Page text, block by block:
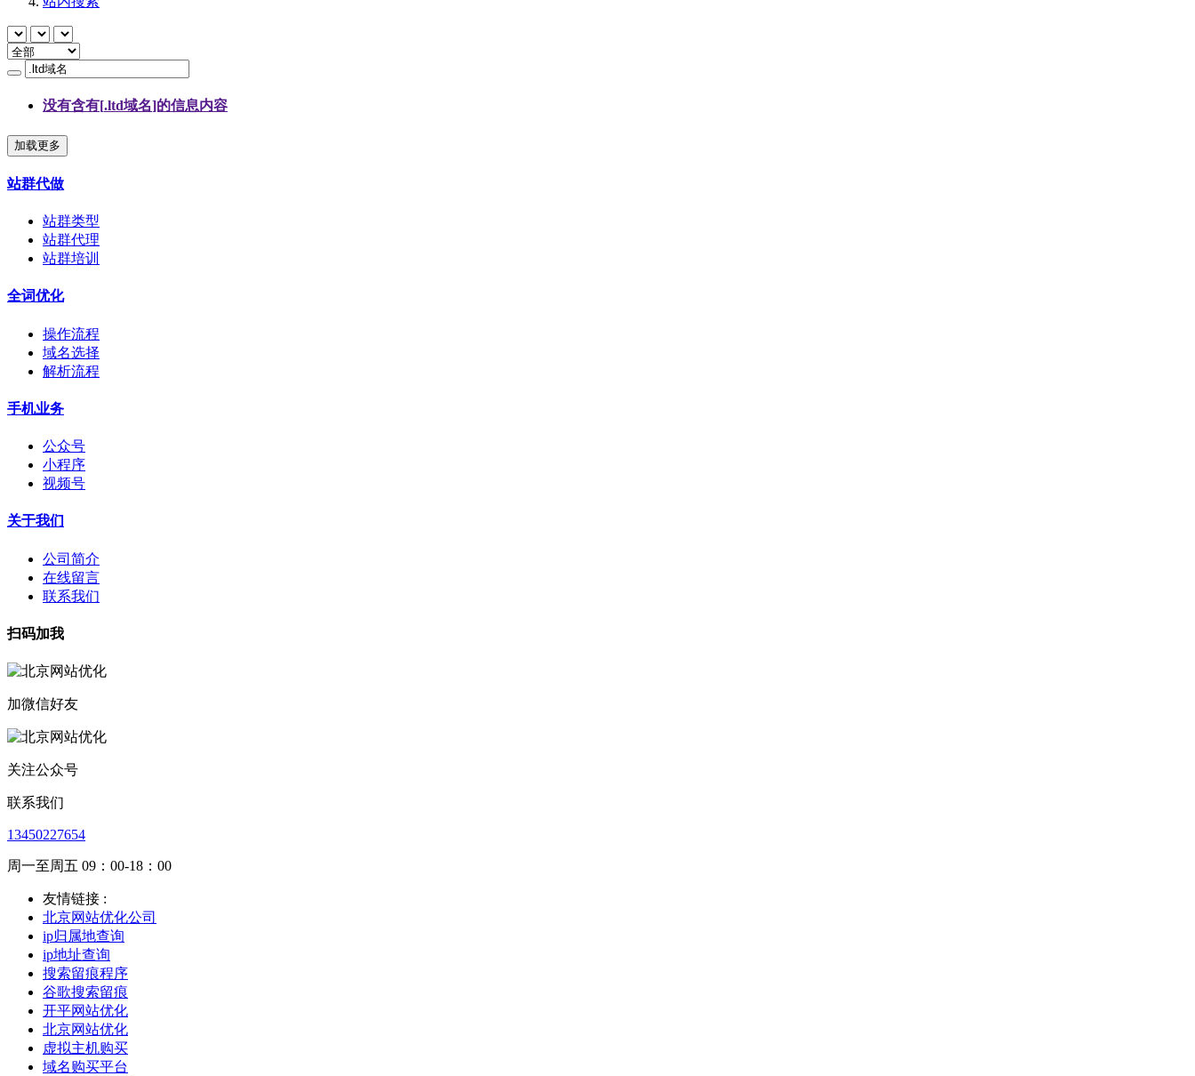
没有含有[.ltd域名]的信息内容
加载更多
站群代做
站群类型
站群代理
站群培训
全词优化
操作流程
域名选择
解析流程
手机业务
公众号
小程序
视频号
关于我们
公司简介
在线留言
联系我们
扫码加我
加微信好友
关注公众号
联系我们
13450227654
周一至周五 09：00-18：00
友情链接 :
北京网站优化公司
ip归属地查询
ip地址查询
搜索留痕程序
谷歌搜索留痕
开平网站优化
北京网站优化
虚拟主机购买
域名购买平台